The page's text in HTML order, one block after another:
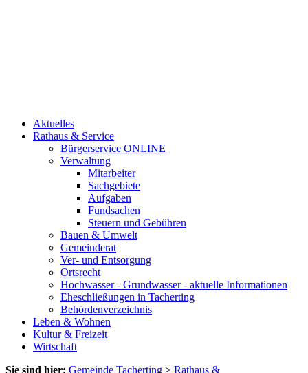
Aktuelles
Rathaus & Service
Bürgerservice ONLINE
Verwaltung
Mitarbeiter
Sachgebiete
Aufgaben
Fundsachen
Steuern und Gebühren
Bauen & Umwelt
Gemeinderat
Ver- und Entsorgung
Ortsrecht
Hochwasser - Grundwasser - aktuelle Informationen
Eheschließungen in Tacherting
Behördenverzeichnis
Leben & Wohnen
Kultur & Freizeit
Wirtschaft
Sie sind hier: Gemeinde Tacherting > Rathaus &